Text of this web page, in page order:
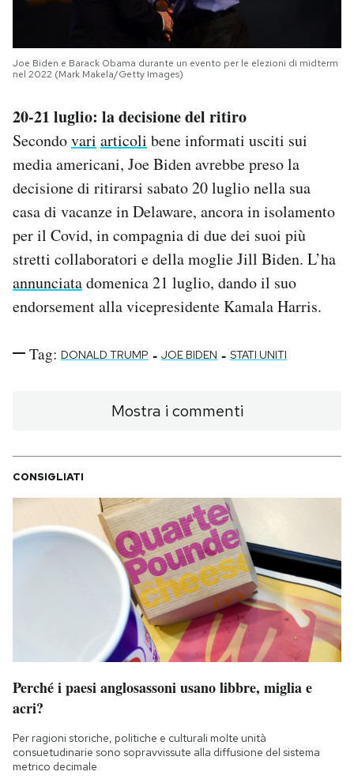
Joe Biden e Barack Obama durante un evento per le elezioni di midterm
nel 2022 (Mark Makela/Getty Images)
20-21 luglio: la decisione del ritiro
Secondovari articoli bene informati usciti sui
media americani, Joe Biden avrebbe preso la
decisione di ritirarsi sabato 20 luglio nella sua
casa di vacanze in Delaware, ancora in isolamento
per il Covid, in compagnia di due dei suoi più
stretti collaboratori e della moglie Jill Biden. L’ha
annunciatadomenica 21 luglio, dando il suo
endorsement alla vicepresidente Kamala Harris.
Tag: DONALD TRUMP - JOE BIDEN - STATI UNITI
Mostra i commenti
CONSIGLIATI
Perché i paesi anglosassoni usano libbre, miglia e
acri?
Per ragioni storiche, politiche e culturali molte unità
consuetudinarie sono sopravvissute alla diffusione del sistema
metrico decimale